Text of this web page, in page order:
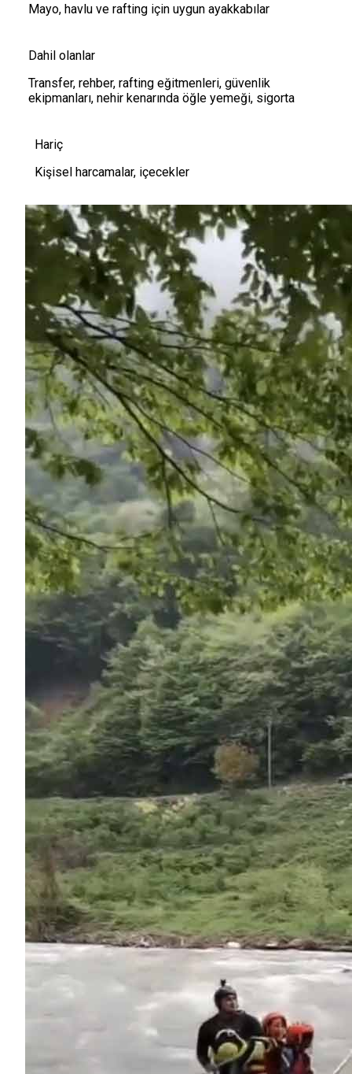
Mayo, havlu ve rafting için uygun ayakkabılar
Dahil olanlar
Transfer, rehber, rafting eğitmenleri, güvenlik
ekipmanları, nehir kenarında öğle yemeği, sigorta
Hariç
Kişisel harcamalar, içecekler